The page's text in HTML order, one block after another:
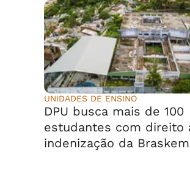
UNIDADES DE ENSINO
DPU busca mais de 100
estudantes com direito
indenização da Braskem